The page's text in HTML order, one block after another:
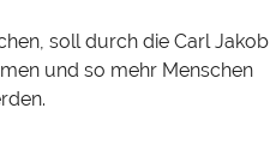
soll durch die Carl Jakob
und so mehr Menschen